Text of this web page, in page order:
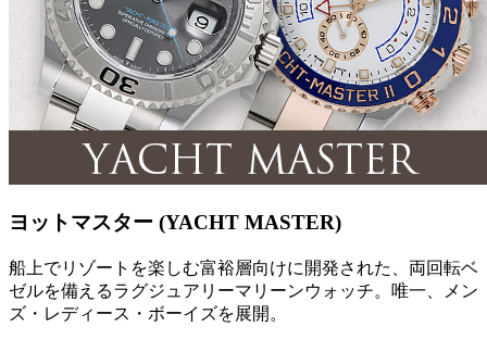
ヨットマスター (YACHT MASTER)
船上でリゾートを楽しむ富裕層向けに開発された、両回転ベ
ゼルを備えるラグジュアリーマリーンウォッチ。唯一、メン
ズ・レディース・ボーイズを展開。